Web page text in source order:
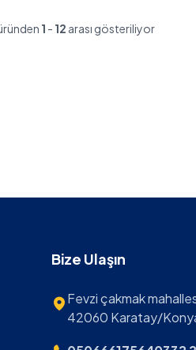
1 - 12 arası gösteriliyor
Bize Ulaşın
Fevzi çakmak
42060 Karatay/